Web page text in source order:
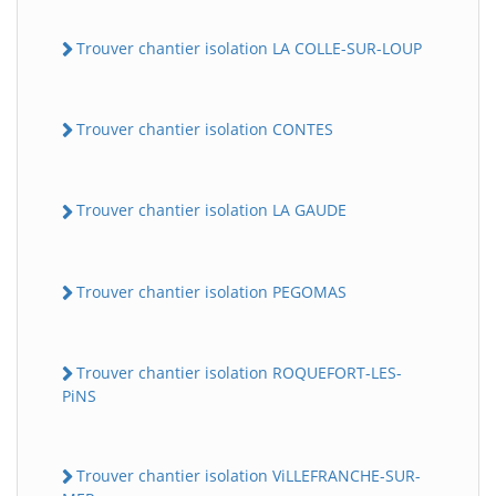
Trouver chantier isolation LA COLLE-SUR-LOUP
Trouver chantier isolation CONTES
Trouver chantier isolation LA GAUDE
Trouver chantier isolation PEGOMAS
Trouver chantier isolation ROQUEFORT-LES-
PiNS
Trouver chantier isolation ViLLEFRANCHE-SUR-